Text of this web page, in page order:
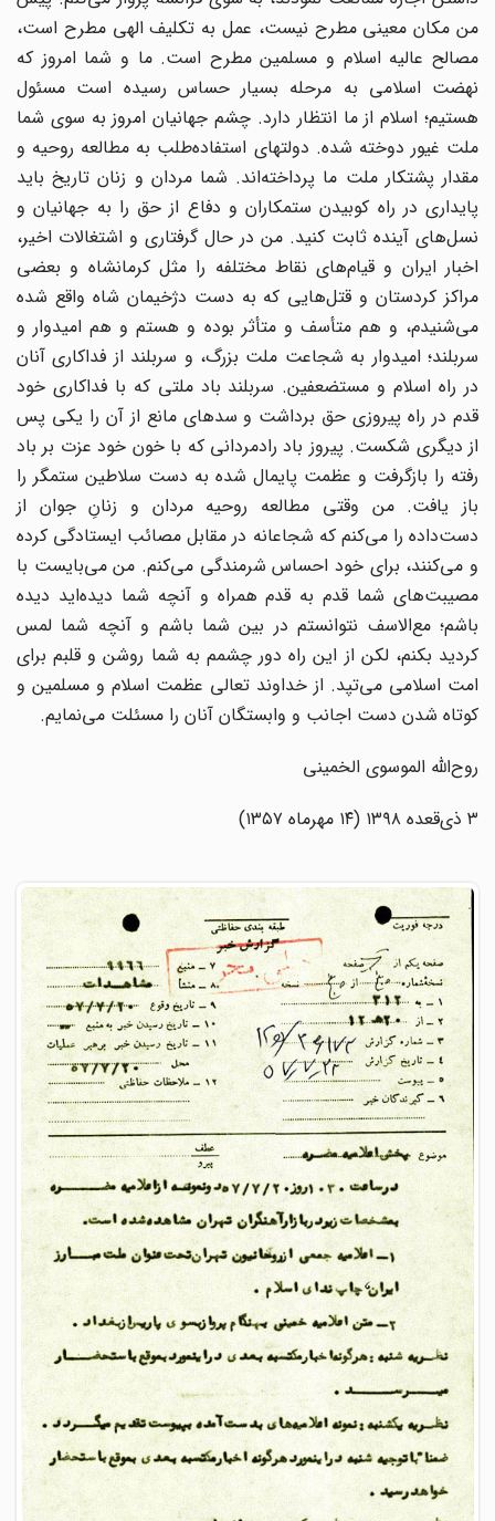
من مکان معینی مطرح نیست، عمل به تکلیف الهی مطرح است،
مصالح عالیه اسلام و مسلمین مطرح است. ما و شما امروز که
نهضت اسلامی به مرحله بسیار حساس رسیده است مسئول
هستیم؛ اسلام از ما انتظار دارد. چشم جهانیان امروز به سوی شما
ملت غیور دوخته شده. دولتهای استفاده‌طلب به مطالعه روحیه و
مقدار پشتکار ملت ما پرداخته‌اند. شما مردان و زنان تاریخ باید
پایداری در راه کوبیدن ستمکاران و دفاع از حق را به جهانیان و
نسل‌های آینده ثابت کنید. من در حال گرفتاری‌ و اشتغالات اخیر،
اخبار ایران و قیام‌های نقاط مختلفه را مثل کرمانشاه و بعضی
مراکز کردستان و قتل‌هایی که به دست دژخیمان شاه واقع شده‌
می‌شنیدم، و هم متأسف و متأثر بوده و هستم و هم امیدوار و
سربلند؛ امیدوار به شجاعت ملت بزرگ، و سربلند از فداکاری آنان
در راه اسلام و مستضعفین. سربلند باد ملتی که با فداکاری خود
قدم در راه پیروزی حق برداشت و سدهای مانع از آن را یکی پس
از دیگری شکست. پیروز باد رادمردانی که با خون خود عزت بر باد
رفته را بازگرفت و عظمت پایمال شده به دست سلاطین ستمگر را
باز یافت. من وقتی مطالعه روحیه مردان و زنانِ جوان از
دست‌داده را می‌کنم که شجاعانه در مقابل مصائب ایستادگی کرده
و می‌کنند، برای خود احساس شرمندگی می‌کنم. من می‌بایست با
مصیبت‌های شما قدم به قدم همراه و آنچه شما دیده‌اید دیده
باشم؛ مع‌الاسف نتوانستم در بین شما باشم و آنچه شما لمس
کردید بکنم، لکن از این راه دور چشمم به شما روشن و قلبم برای
امت اسلامی می‌تپد. از خداوند تعالی عظمت اسلام و مسلمین و
کوتاه شدن دست اجانب و وابستگان آنان را مسئلت می‌نمایم.
روح‌الله الموسوی الخمینی‌